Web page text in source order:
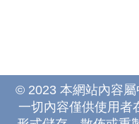
© 2023 本網站內容屬
一切內容僅供使用者